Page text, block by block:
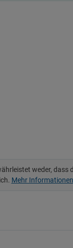
weder, dass
Mehr Informationen